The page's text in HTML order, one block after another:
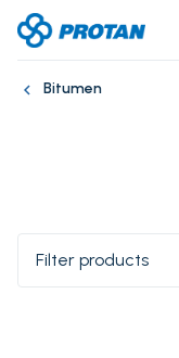
Bitumen
Filter products